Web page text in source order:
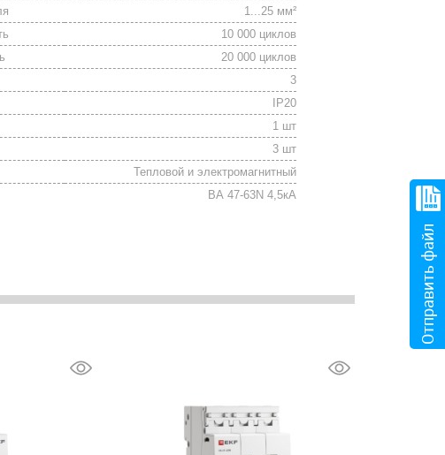
1...25 мм²
10 000 циклов
20 000 циклов
3
IP20
1 шт
3 шт
Тепловой и электромагнитный
ВА 47-63N 4,5кА
Отправить файл